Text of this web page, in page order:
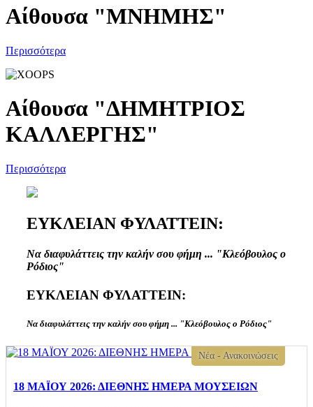
Αίθουσα "ΜΝΗΜΗΣ"
Περισσότερα
Αίθουσα "ΔΗΜΗΤΡΙΟΣ
ΚΑΛΛΕΡΓΗΣ"
Περισσότερα
ΕΥΚΛΕΙΑΝ ΦΥΛΑΤΤΕΙΝ:
Να διαφυλάττεις την καλήν σου φήμη ... "Κλεόβουλος ο
Ρόδιος"
ΕΥΚΛΕΙΑΝ ΦΥΛΑΤΤΕΙΝ:
Να διαφυλάττεις την καλήν σου φήμη ... "Κλεόβουλος ο Ρόδιος"
Νέα - Ανακοινώσεις
18 ΜΑΪΟΥ 2026: ΔΙΕΘΝΗΣ ΗΜΕΡΑ ΜΟΥΣΕΙΩΝ